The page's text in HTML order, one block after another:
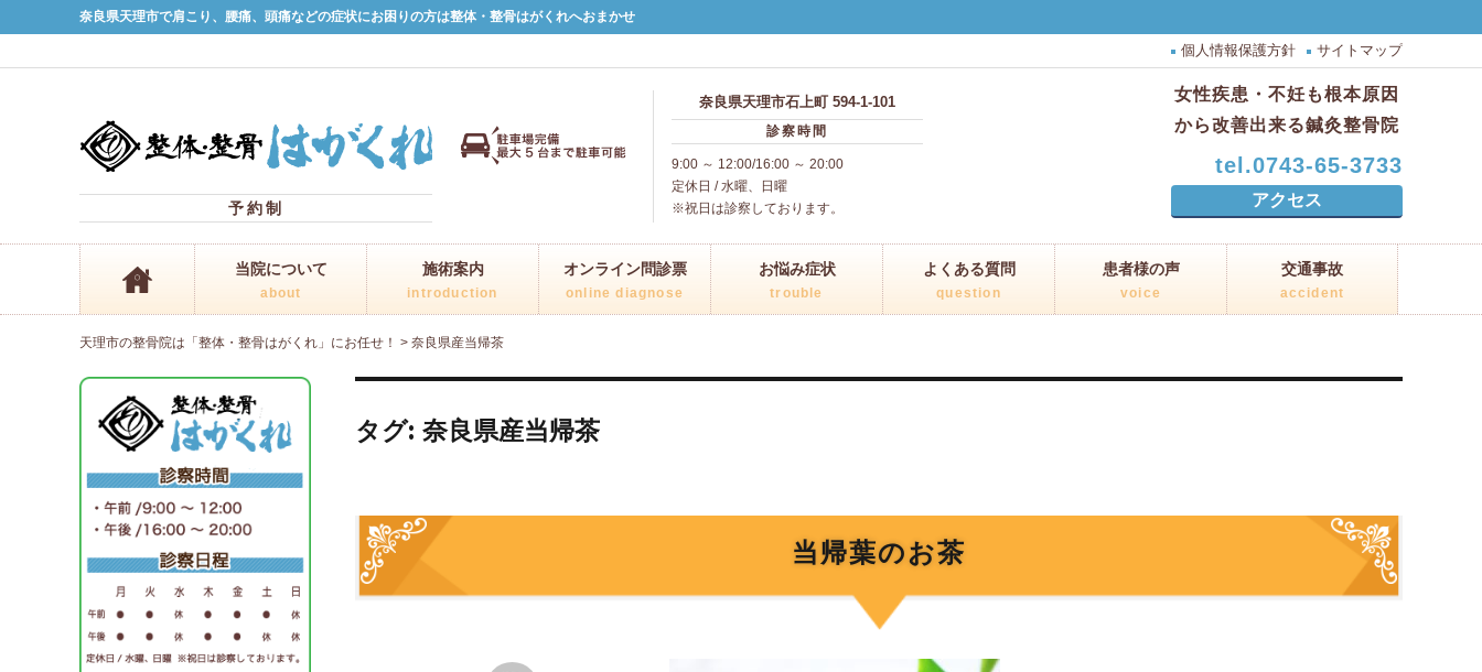
奈良県天理市で肩こり、腰痛、頭痛などの症状にお困りの方は整体・整骨はがくれへおまかせ
サイトマップ
個人情報保護方針
予約制
奈良県天理市石上町 594-1-101
診察時間
9:00 ～ 12:00/16:00 ～ 20:00
定休日 / 水曜、日曜
※祝日は診察しております。
女性疾患・不妊も根本原因
から改善出来る鍼灸整骨院
tel.0743-65-3733
アクセス
当院について
about
施術案内
introduction
オンライン問診票
online diagnose
お悩み症状
trouble
よくある質問
question
患者様の声
voice
交通事故
accident
天理市の整骨院は「整体・整骨はがくれ」にお任せ！ > 奈良県産当帰茶
タグ: 奈良県産当帰茶
当帰葉のお茶